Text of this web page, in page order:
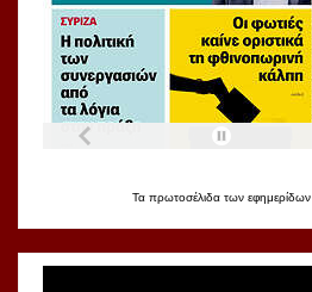
Τα πρωτοσέλιδα των εφημερίδων